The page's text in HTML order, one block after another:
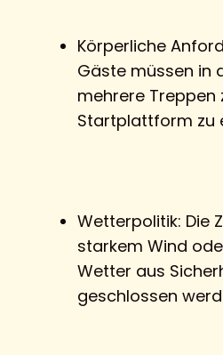
Körperliche
Gäste müssen in
mehrere Treppen
Startplattform zu
Wetterpolitik: Die
starkem Wind
Wetter aus
geschlossen